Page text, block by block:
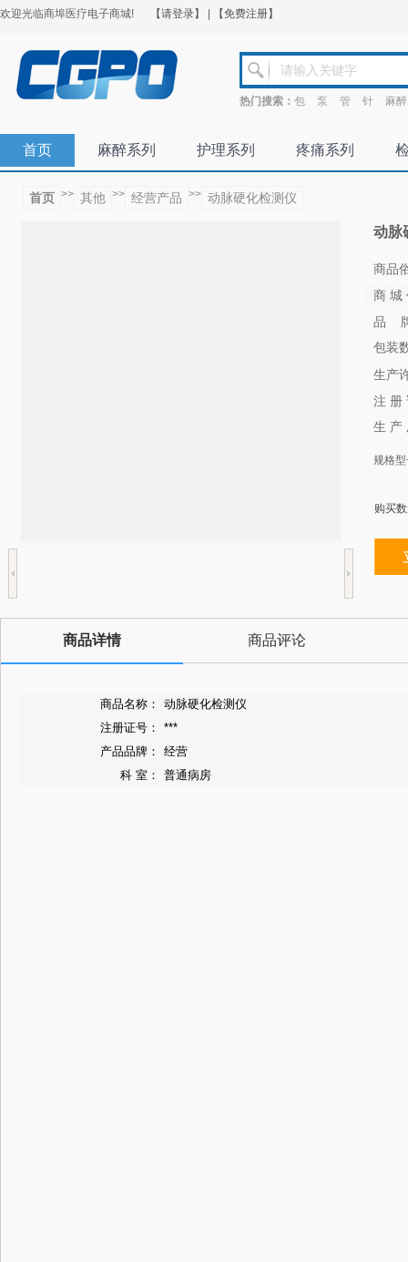
欢迎光临商埠医疗电子商城! 【请登录】 【免费注册】
热门搜索： 包 泵 管 针 麻醉
首页 麻醉系列 护理系列 疼痛系列
首页 >> 其他 >> 经营产品 >> 动脉硬化检测仪
动脉
商品
商 城
品
包装
生产
注
生
规格
购买
商品详情 商品评论
商品名称：
动脉硬化检测仪
注册证号：
***
产品品牌：
经营
科 室：
普通病房